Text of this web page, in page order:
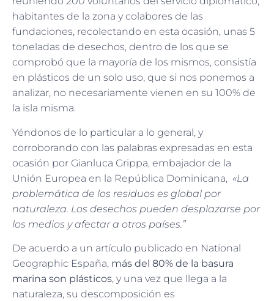
habitantes de la zona y colabores de las
fundaciones, recolectando en esta ocasión, unas 5
toneladas de desechos, dentro de los que se
comprobó que la mayoría de los mismos, consistía
en plásticos de un solo uso, que si nos ponemos a
analizar, no necesariamente vienen en su 100% de
la isla misma.
Yéndonos de lo particular a lo general, y
corroborando con las palabras expresadas en esta
ocasión por Gianluca Grippa, embajador de la
Unión Europea en la República Dominicana, «La
problemática de los residuos es global por
naturaleza. Los desechos pueden desplazarse por
los medios y afectar a otros países.”
De acuerdo a un artículo publicado en National
Geographic España, más del 80% de la basura
marina son plásticos, y una vez que llega a la
naturaleza, su descomposición es